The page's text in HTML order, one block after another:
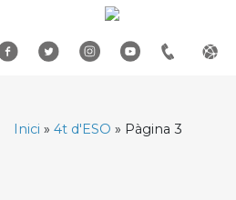
content
Inici » 4t d'ESO » Pàgina 3